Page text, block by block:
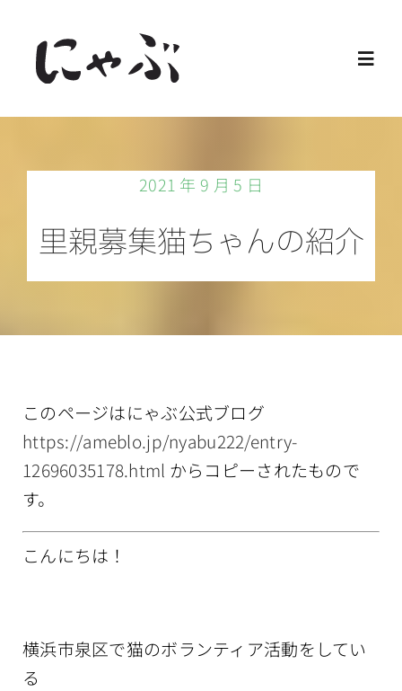
content
譲渡会
2021 年 9 月 5 日
里親募集猫ちゃんの紹介
このページはにゃぶ公式ブログ
https://ameblo.jp/nyabu222/entry-
12696035178.html からコピーされたもので
す。
こんにちは！
横浜市泉区で猫のボランティア活動をしてい
る